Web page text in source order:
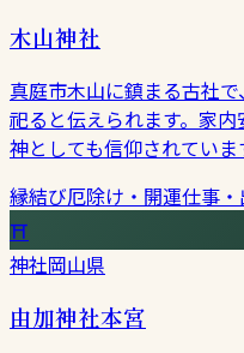
木山神社
真庭市木山に鎮まる古社
祀ると伝えられます。家
神としても信仰されていま
縁結び厄除け・開運仕事
⛩
神社岡山県
由加神社本宮